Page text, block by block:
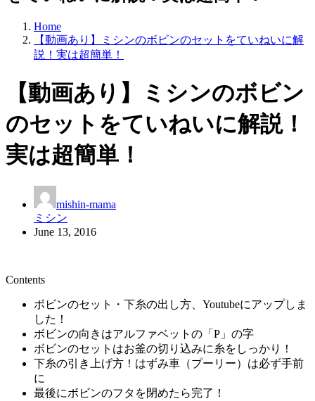
Home
【動画あり】ミシンのボビンのセットをていねいに解
説！実は超簡単！
【動画あり】ミシンのボビン
のセットをていねいに解説！
実は超簡単！
mishin-mama
ミシン
June 13, 2016
Contents
ボビンのセット・下糸の出し方、Youtubeにアップしま
した！
ボビンの向きはアルファベットの「P」の字
ボビンのセットはお釜の切り込みに糸をしっかり！
下糸の引き上げ方！はずみ車（プーリー）は必ず手前
に
最後にボビンのフタを閉めたら完了！